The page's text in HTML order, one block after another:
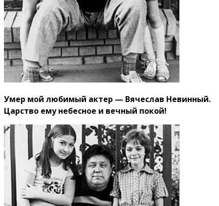
Умер мой любимый актер — Вячеслав Невинный.
Царство ему небесное и вечный покой!